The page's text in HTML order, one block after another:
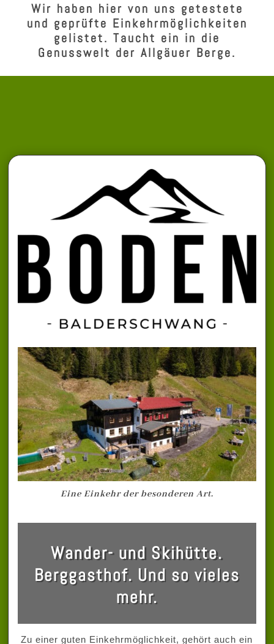
Wir haben hier von uns getestete
und geprüfte Einkehrmöglichkeiten
gelistet. Taucht ein in die
Genusswelt der Allgäuer Berge.
Eine Einkehr der besonderen Art.
Wander- und Skihütte.
Berggasthof. Und so vieles
mehr.
Zu einer guten Einkehrmöglichkeit, gehört auch ein